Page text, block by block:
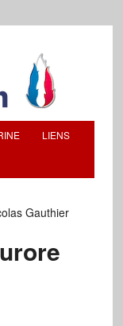
LIENS
Gauthier